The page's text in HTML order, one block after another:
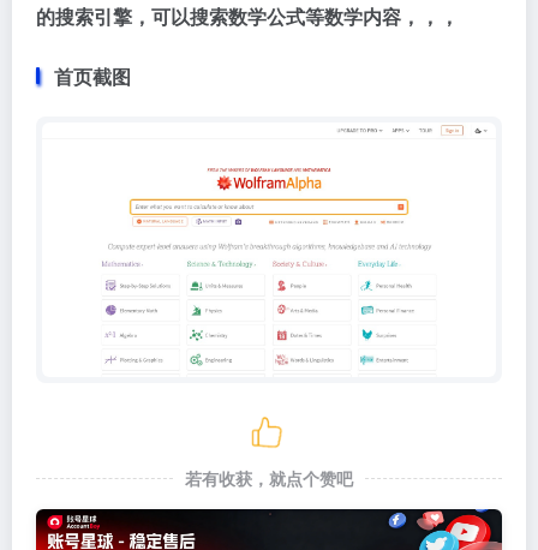
的搜索引擎，可以搜索数学公式等数学内容，，，
首页截图
若有收获，就点个赞吧